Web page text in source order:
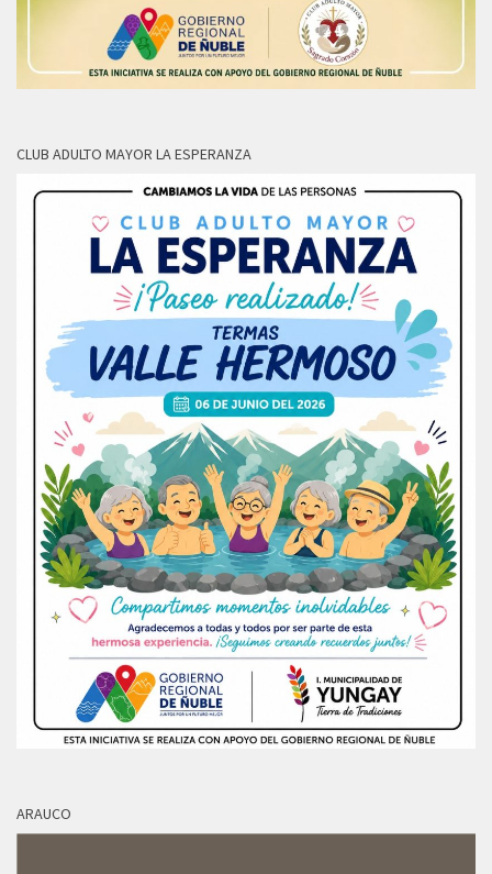
CLUB ADULTO MAYOR LA ESPERANZA
ARAUCO